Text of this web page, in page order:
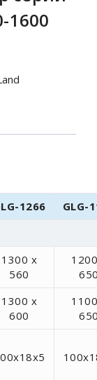
1600
1266
GLG-
1300 x
560
1300 x
600